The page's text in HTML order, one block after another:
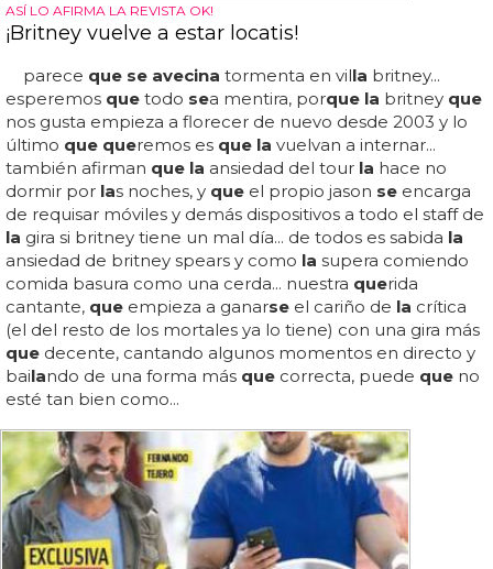
ASÍ LO AFIRMA LA REVISTA OK!
¡Britney vuelve a estar locatis!
parece que se avecina tormenta en villa britney...
esperemos que todo sea mentira, porque la britney que
nos gusta empieza a florecer de nuevo desde 2003 y lo
último que queremos es que la vuelvan a internar...
también afirman que la ansiedad del tour la hace no
dormir por las noches, y que el propio jason se encarga
de requisar móviles y demás dispositivos a todo el staff de
la gira si britney tiene un mal día... de todos es sabida la
ansiedad de britney spears y como la supera comiendo
comida basura como una cerda... nuestra querida
cantante, que empieza a ganarse el cariño de la crítica
(el del resto de los mortales ya lo tiene) con una gira más
que decente, cantando algunos momentos en directo y
bailando de una forma más que correcta, puede que no
esté tan bien como...